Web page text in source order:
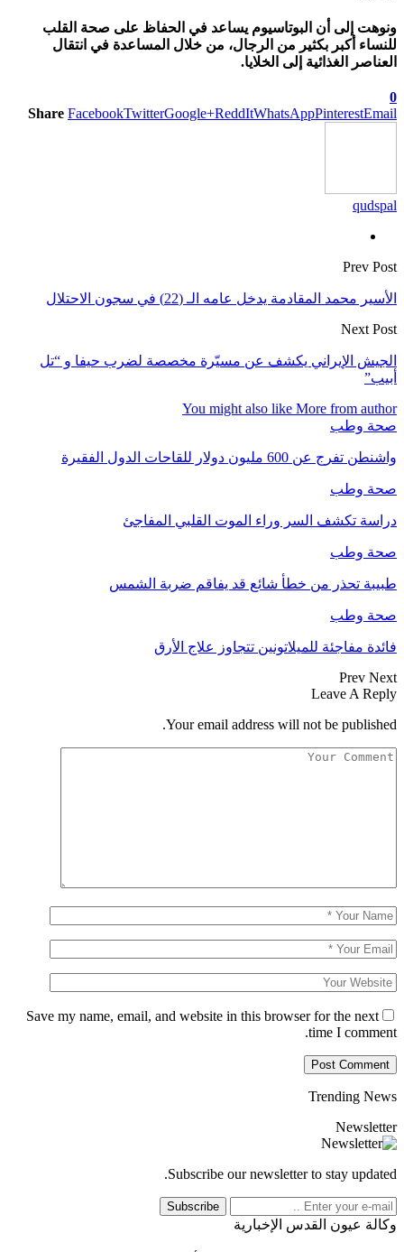
ونوهت إلى أن البوتاسيوم يساعد في الحفاظ على صحة القلب
للنساء أكبر بكثير من الرجال، من خلال المساعدة في انتقال
العناصر الغذائية إلى الخلايا.
0
Share FacebookTwitterGoogle+ReddItWhatsAppPinterestEmail
qudspal
Prev Post
الأسير محمد المقادمة يدخل عامه الـ (22) في سجون الاحتلال
Next Post
الجيش الإيراني يكشف عن مسيّرة مخصصة لضرب حيفا و “تل
أبيب”
You might also like More from author
صحة وطب
واشنطن تفرج عن 600 مليون دولار للقاحات الدول الفقيرة
صحة وطب
دراسة تكشف السر وراء الموت القلبي المفاجئ
صحة وطب
طبيبة تحذر من خطأ شائع قد يفاقم ضربة الشمس
صحة وطب
فائدة مفاجئة للميلاتونين تتجاوز علاج الأرق
Prev Next
Leave A Reply
Your email address will not be published.
Save my name, email, and website in this browser for the next
time I comment.
Trending News
Newsletter
Subscribe our newsletter to stay updated.
Subscribe
وكالة عيون القدس الإخبارية